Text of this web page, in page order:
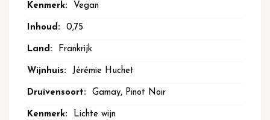
Vegan
0,75
Frankrijk
Jérémie Huchet
Gamay, Pinot Noir
Lichte wijn